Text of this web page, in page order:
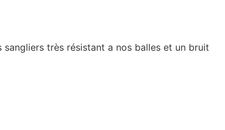
très résistant a nos balles et un bruit